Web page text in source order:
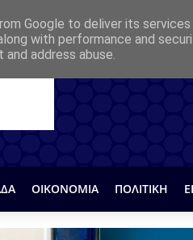
ΟΙΚΟΝΟΜΙΑ ΠΟΛΙΤΙΚΗ
Google to deliver its
with performance and
address abuse.